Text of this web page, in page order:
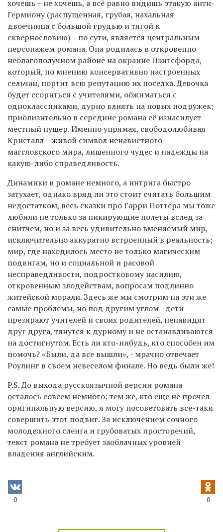
хочешь – не хочешь, а всё равно видишь этакую анти-
Гермиону (распущенная, грубая, нахальная
двоечница с большой грудью и тягой к
сквернословию) – по сути, является центральным
персонажем романа. Она родилась в откровенно
неблагополучном районе на окраине Пэнгсфорда,
который, по мнению консервативно настроенных
сельчан, портит всю репутацию их поселка. Девочка
будет ссориться с учителями, обжиматься с
одноклассниками, дурно влиять на новых подружек;
приблизительно в середине романа её изнасилует
местный пушер. Именно упрямая, свободолюбивая
Кристалл – живой символ ненавистного
маггловского мира, лишенного чудес и надежды на
какую-либо справедливость.
Динамики в романе немного, а интрига быстро
затухает, однако вряд ли это стоит считать большим
недостатком, весь сказки про Гарри Поттера мы тоже
любили не только за пикирующие полеты вслед за
снитчем, но и за весь удивительно вменяемый мир,
исключительно аккуратно встроенный в реальность;
мир, где находилось место не только магическим
подвигам, но и социальной и расовой
несправедливости, подростковому насилию,
откровенным злодействам, вопросам подлинно
житейской морали. Здесь же мы смотрим на эти же
самые проблемы, но под другим углом - дети
презирают учителей и своих родителей, ненавидят
друг друга, тянутся к дурному и не останавливаются
на достигнутом. Есть ли кто-нибудь, кто способен им
помочь? «Были, да все вышли», - мрачно отвечает
Роулинг в своем невеселом финале. Но ведь были же!
P.S. До выхода русскоязычной версии романа
осталось совсем немного; тем же, кто еще не прочел
оригинальную версию, я могу посоветовать все-таки
совершить этот подвиг. За исключением сочного
молодежного сленга и грубоватых просторечий,
текст романа не требует заоблачных уровней
владения английским.
0 0